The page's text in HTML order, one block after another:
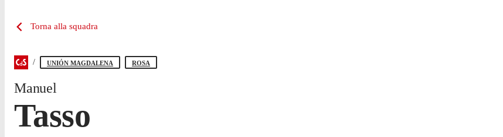
Torna alla squadra
UNIÓN MAGDALENA ROSA
Manuel
Tasso